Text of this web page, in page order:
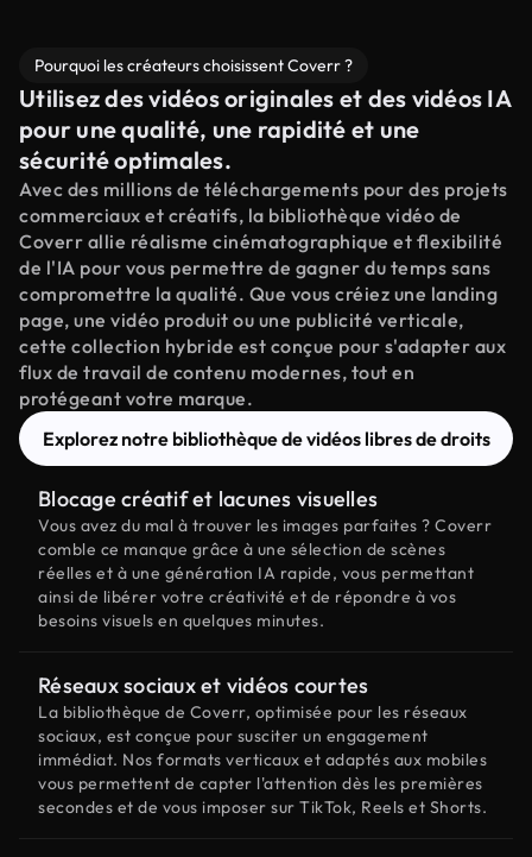
Pourquoi les créateurs choisissent Coverr ?
Utilisez des vidéos originales et des vidéos IA
pour une qualité, une rapidité et une
sécurité optimales.
Avec des millions de téléchargements pour des projets
commerciaux et créatifs, la bibliothèque vidéo de
Coverr allie réalisme cinématographique et flexibilité
de l'IA pour vous permettre de gagner du temps sans
compromettre la qualité. Que vous créiez une landing
page, une vidéo produit ou une publicité verticale,
cette collection hybride est conçue pour s'adapter aux
flux de travail de contenu modernes, tout en
protégeant votre marque.
Explorez notre bibliothèque de vidéos libres de droits
Blocage créatif et lacunes visuelles
Vous avez du mal à trouver les images parfaites ? Coverr
comble ce manque grâce à une sélection de scènes
réelles et à une génération IA rapide, vous permettant
ainsi de libérer votre créativité et de répondre à vos
besoins visuels en quelques minutes.
Réseaux sociaux et vidéos courtes
La bibliothèque de Coverr, optimisée pour les réseaux
sociaux, est conçue pour susciter un engagement
immédiat. Nos formats verticaux et adaptés aux mobiles
vous permettent de capter l'attention dès les premières
secondes et de vous imposer sur TikTok, Reels et Shorts.